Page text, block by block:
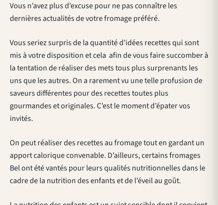
Vous n’avez plus d’excuse pour ne pas connaître les
dernières actualités de votre fromage préféré.
Vous seriez surpris de la quantité d’idées recettes qui sont
mis à votre disposition et cela afin de vous faire succomber à
la tentation de réaliser des mets tous plus surprenants les
uns que les autres. On a rarement vu une telle profusion de
saveurs différentes pour des recettes toutes plus
gourmandes et originales. C’est le moment d’épater vos
invités.
On peut réaliser des recettes au fromage tout en gardant un
apport calorique convenable. D’ailleurs, certains fromages
Bel ont été vantés pour leurs qualités nutritionnelles dans le
cadre de la nutrition des enfants et de l’éveil au goût.